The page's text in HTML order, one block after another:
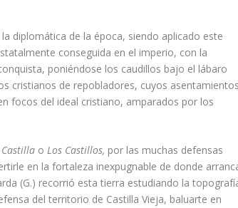
diplomática de la época, siendo aplicado este
conseguida en el imperio, con la
poniéndose los caudillos bajo el lábaro
cristianos de repobladores, cuyos
focos del ideal cristiano, amparados por los
Castilla oLos Castillos, por las muchas defensas
en la fortaleza inexpugnable de donde
(G.) recorrió esta tierra estudiando la
del territorio de Castilla Vieja, baluarte en